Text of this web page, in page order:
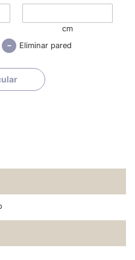
cm
- Eliminar pared